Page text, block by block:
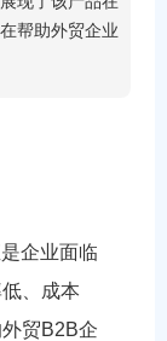
帮助外贸企业
企业面临
、成本
贸B2B企